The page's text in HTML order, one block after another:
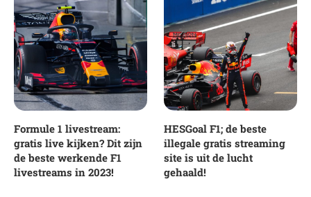
Formule 1 livestream:
gratis live kijken? Dit zijn
de beste werkende F1
livestreams in 2023!
HESGoal F1; de beste
illegale gratis streaming
site is uit de lucht
gehaald!